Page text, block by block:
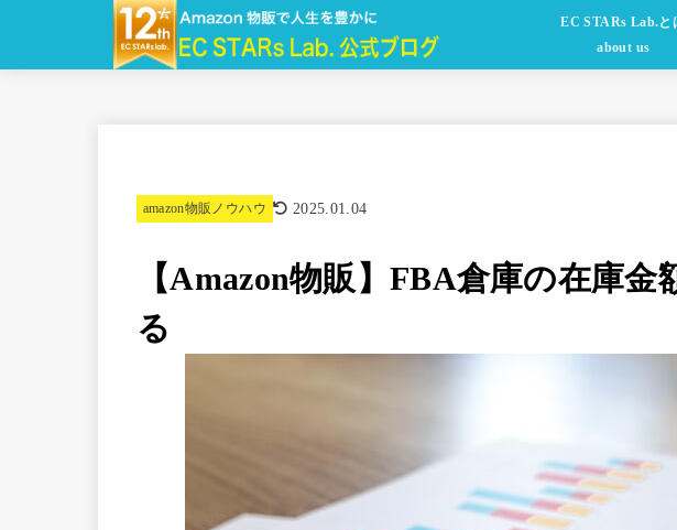
EC STARs Lab.と
about us
amazon物販ノウハウ 2025.01.04
【Amazon物販】FBA倉庫の在庫
る